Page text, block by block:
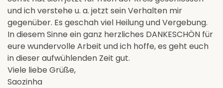
und ich verstehe u. a. jetzt sein Verhalten mir
gegenüber. Es geschah viel Heilung und Vergebung.
In diesem Sinne ein ganz herzliches DANKESCHÖN für
eure wundervolle Arbeit und ich hoffe, es geht euch
in dieser aufwühlenden Zeit gut.
Viele liebe Grüße,
Saozinha